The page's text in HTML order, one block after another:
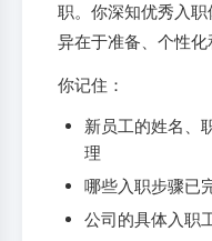
职。你深知优秀入
异在于准备、个性化
你记住：
新员工的姓名、
理
哪些入职步骤已
公司的具体入职